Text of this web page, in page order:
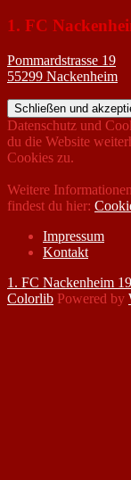
1. FC
Pommardstrasse 19
55299 Nackenheim
Datenschutz und
du die Website
Cookies zu.
Weitere
findest du hier:
Impressum
Kontakt
1. FC Nackenheim
Colorlib Powered by